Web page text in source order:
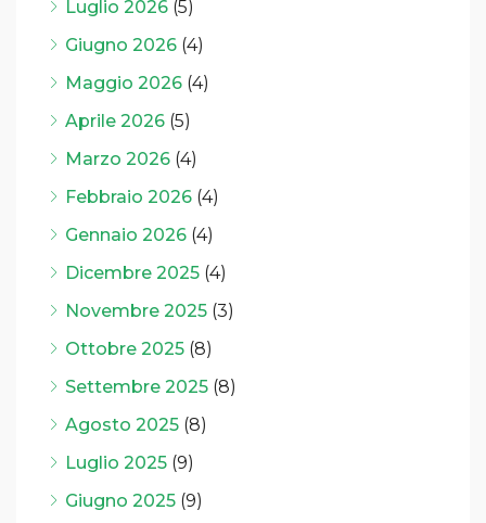
Luglio 2026 (5)
Giugno 2026 (4)
Maggio 2026 (4)
Aprile 2026 (5)
Marzo 2026 (4)
Febbraio 2026 (4)
Gennaio 2026 (4)
Dicembre 2025 (4)
Novembre 2025 (3)
Ottobre 2025 (8)
Settembre 2025 (8)
Agosto 2025 (8)
Luglio 2025 (9)
Giugno 2025 (9)